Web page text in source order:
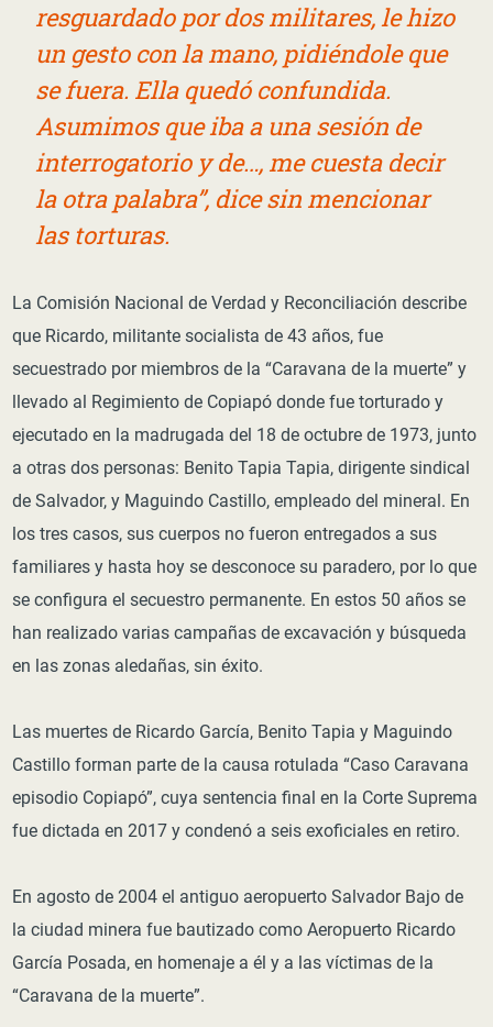
resguardado por dos militares, le hizo
un gesto con la mano, pidiéndole que
se fuera. Ella quedó confundida.
Asumimos que iba a una sesión de
interrogatorio y de…, me cuesta decir
la otra palabra”, dice sin mencionar
las torturas.
La Comisión Nacional de Verdad y Reconciliación describe
que Ricardo, militante socialista de 43 años, fue
secuestrado por miembros de la “Caravana de la muerte” y
llevado al Regimiento de Copiapó donde fue torturado y
ejecutado en la madrugada del 18 de octubre de 1973, junto
a otras dos personas: Benito Tapia Tapia, dirigente sindical
de Salvador, y Maguindo Castillo, empleado del mineral. En
los tres casos, sus cuerpos no fueron entregados a sus
familiares y hasta hoy se desconoce su paradero, por lo que
se configura el secuestro permanente. En estos 50 años se
han realizado varias campañas de excavación y búsqueda
en las zonas aledañas, sin éxito.
Las muertes de Ricardo García, Benito Tapia y Maguindo
Castillo forman parte de la causa rotulada “Caso Caravana
episodio Copiapó”, cuya sentencia final en la Corte Suprema
fue dictada en 2017 y condenó a seis exoficiales en retiro.
En agosto de 2004 el antiguo aeropuerto Salvador Bajo de
la ciudad minera fue bautizado como Aeropuerto Ricardo
García Posada, en homenaje a él y a las víctimas de la
“Caravana de la muerte”.